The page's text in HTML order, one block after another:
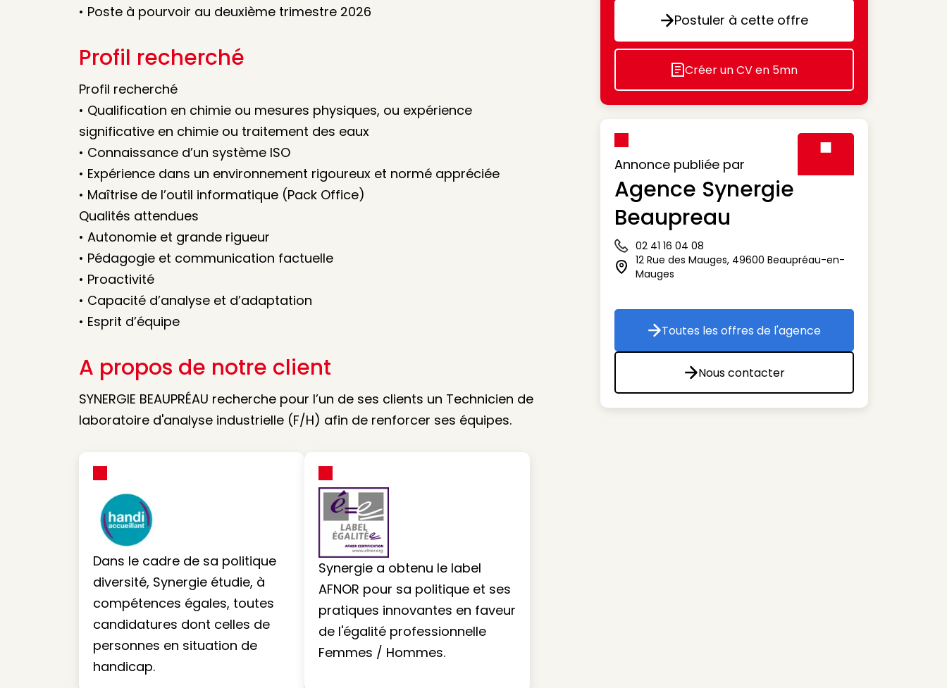
• Poste à pourvoir au deuxième trimestre 2026
Profil recherché
Profil recherché
• Qualification en chimie ou mesures physiques, ou expérience
significative en chimie ou traitement des eaux
• Connaissance d’un système ISO
• Expérience dans un environnement rigoureux et normé appréciée
• Maîtrise de l’outil informatique (Pack Office)
Qualités attendues
• Autonomie et grande rigueur
• Pédagogie et communication factuelle
• Proactivité
• Capacité d’analyse et d’adaptation
• Esprit d’équipe
A propos de notre client
SYNERGIE BEAUPRÉAU recherche pour l’un de ses clients un Technicien de
laboratoire d'analyse industrielle (F/H) afin de renforcer ses équipes.
Dans le cadre de sa politique
diversité, Synergie étudie, à
compétences égales, toutes
candidatures dont celles de
personnes en situation de
handicap.
Synergie a obtenu le label
AFNOR pour sa politique et ses
pratiques innovantes en faveur
de l'égalité professionnelle
Femmes / Hommes.
Postuler à cette offre
Postuler à cette offre
Icon decorative
Créer un CV en 5mn
Annonce publiée par
Agence Synergie
Beaupreau
Icône téléphone
02 41 16 04 08
Icône adresse
12 Rue des Mauges, 49600 Beaupréau-en-
Mauges
Toutes les offres de l'agence
Toutes les offres de l'agence
Nous contacter
Nous contacter